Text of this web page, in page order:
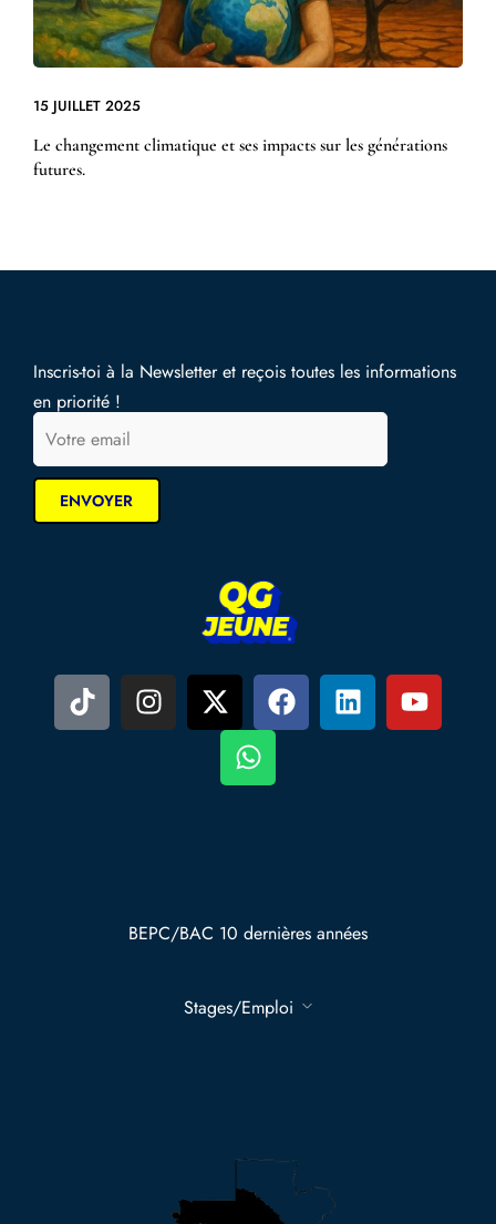
15 JUILLET 2025
Le changement climatique et ses impacts sur les générations
futures.
Inscris-toi à la Newsletter et reçois toutes les informations
en priorité !
BEPC/BAC 10 dernières années
Stages/Emploi